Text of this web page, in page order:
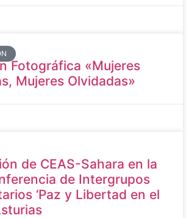
Fotográfica «Mujeres
Mujeres Olvidadas»
de CEAS-Sahara en la
de Intergrupos
‘Paz y Libertad en el